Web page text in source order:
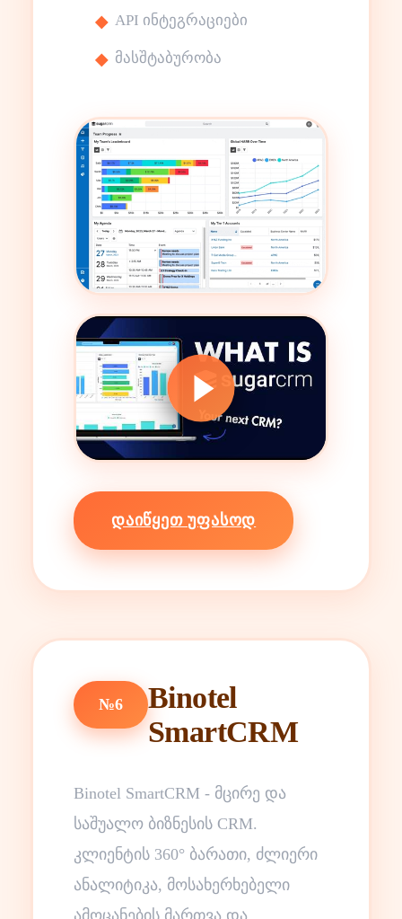
API ინტეგრაციები
მასშტაბურობა
ᲓᲐᲘᲬᲧᲔᲗ ᲣᲤᲐᲡᲝᲓ
№6
Binotel
SmartCRM
Binotel SmartCRM - მცირე და
საშუალო ბიზნესის CRM.
კლიენტის 360° ბარათი, ძლიერი
ანალიტიკა, მოსახერხებელი